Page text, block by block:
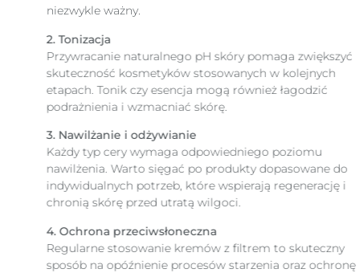
niezwykle ważny.
2. Tonizacja
Przywracanie naturalnego pH skóry pomaga zwiększyć
skuteczność kosmetyków stosowanych w kolejnych
etapach. Tonik czy esencja mogą również łagodzić
podrażnienia i wzmacniać skórę.
3. Nawilżanie i odżywianie
Każdy typ cery wymaga odpowiedniego poziomu
nawilżenia. Warto sięgać po produkty dopasowane do
indywidualnych potrzeb, które wspierają regenerację i
chronią skórę przed utratą wilgoci.
4. Ochrona przeciwsłoneczna
Regularne stosowanie kremów z filtrem to skuteczny
sposób na opóźnienie procesów starzenia oraz ochronę